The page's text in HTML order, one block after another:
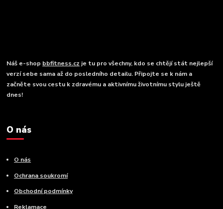
Náš e-shop bbfitness.cz je tu pro všechny, kdo se chtějí stát nejlepší
verzí sebe sama až do posledního detailu. Připojte se k nám a
začněte svou cestu k zdravému a aktivnímu životnímu stylu ještě
dnes!
O nás
O nás
Ochrana soukromí
Obchodní podmínky
Reklamace